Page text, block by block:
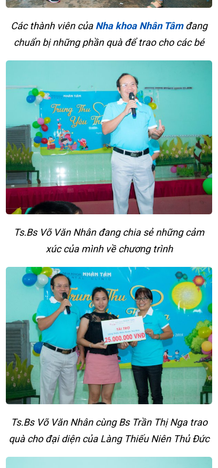
Các thành viên của Nha khoa Nhân Tâmđang
chuẩn bị những phần quà để trao cho các bé
Ts.Bs Võ Văn Nhân đang chia sẻ những cảm
xúc của mình về chương trình
Ts.Bs Võ Văn Nhân cùng Bs Trần Thị Nga trao
quà cho đại diện của Làng Thiếu Niên Thủ Đức